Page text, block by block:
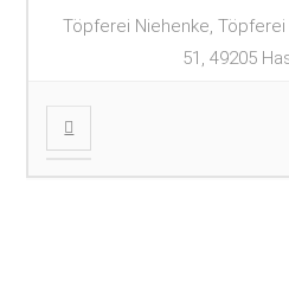
Töpferei Niehenke,
51, 49205